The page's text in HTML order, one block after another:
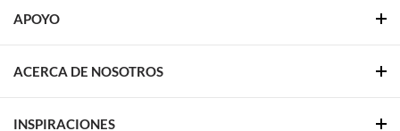
APOYO
ACERCA DE NOSOTROS
INSPIRACIONES